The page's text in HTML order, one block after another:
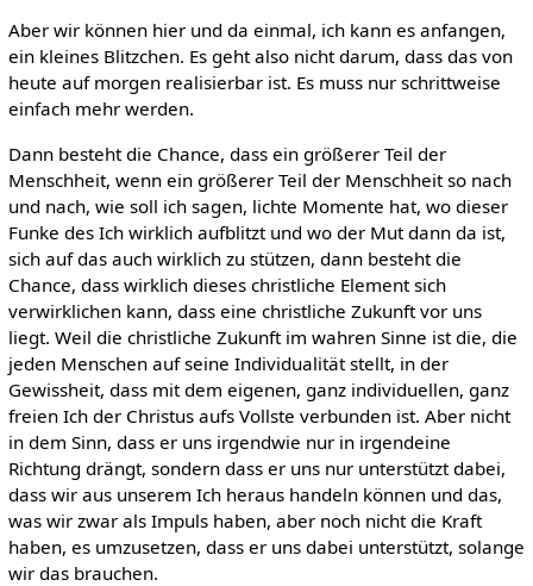
Aber wir können hier und da einmal, ich kann es anfangen,
ein kleines Blitzchen. Es geht also nicht darum, dass das von
heute auf morgen realisierbar ist. Es muss nur schrittweise
einfach mehr werden.
Dann besteht die Chance, dass ein größerer Teil der
Menschheit, wenn ein größerer Teil der Menschheit so nach
und nach, wie soll ich sagen, lichte Momente hat, wo dieser
Funke des Ich wirklich aufblitzt und wo der Mut dann da ist,
sich auf das auch wirklich zu stützen, dann besteht die
Chance, dass wirklich dieses christliche Element sich
verwirklichen kann, dass eine christliche Zukunft vor uns
liegt. Weil die christliche Zukunft im wahren Sinne ist die, die
jeden Menschen auf seine Individualität stellt, in der
Gewissheit, dass mit dem eigenen, ganz individuellen, ganz
freien Ich der Christus aufs Vollste verbunden ist. Aber nicht
in dem Sinn, dass er uns irgendwie nur in irgendeine
Richtung drängt, sondern dass er uns nur unterstützt dabei,
dass wir aus unserem Ich heraus handeln können und das,
was wir zwar als Impuls haben, aber noch nicht die Kraft
haben, es umzusetzen, dass er uns dabei unterstützt, solange
wir das brauchen.